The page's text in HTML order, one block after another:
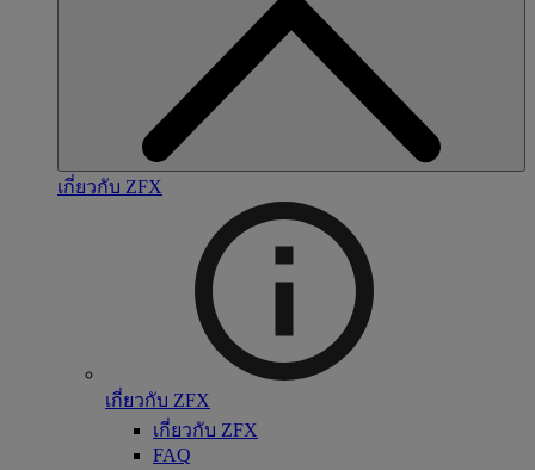
เกี่ยวกับ ZFX
เกี่ยวกับ ZFX
เกี่ยวกับ ZFX
FAQ